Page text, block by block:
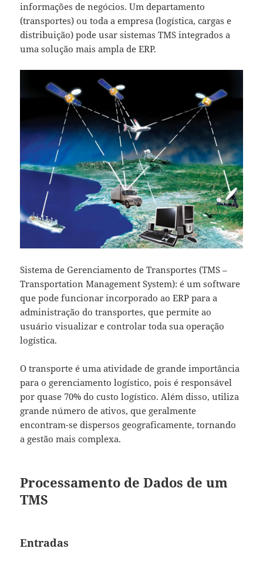
informações de negócios. Um departamento
(transportes) ou toda a empresa (logística, cargas e
distribuição) pode usar sistemas TMS integrados a
uma solução mais ampla de ERP.
Sistema de Gerenciamento de Transportes (TMS –
Transportation Management System): é um software
que pode funcionar incorporado ao ERP para a
administração do transportes, que permite ao
usuário visualizar e controlar toda sua operação
logística.
O transporte é uma atividade de grande importância
para o gerenciamento logístico, pois é responsável
por quase 70% do custo logístico. Além disso, utiliza
grande número de ativos, que geralmente
encontram-se dispersos geograficamente, tornando
a gestão mais complexa.
Processamento de Dados de um
TMS
Entradas